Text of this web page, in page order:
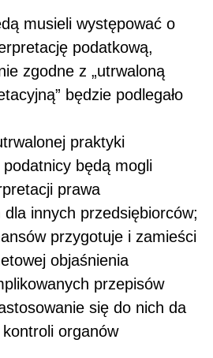
musieli występować o
podatkową,
zgodne z „utrwaloną
będzie podlegało
praktyki
podatnicy będą mogli
prawa
innych przedsiębiorców;
przygotuje i zamieści
objaśnienia
przepisów
się do nich da
organów